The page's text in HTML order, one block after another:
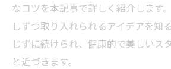
なコツを本記事で詳しく紹介します
しずつ取り入れられるアイデアを知
じずに続けられ、健康的で美しいス
と近づきます。